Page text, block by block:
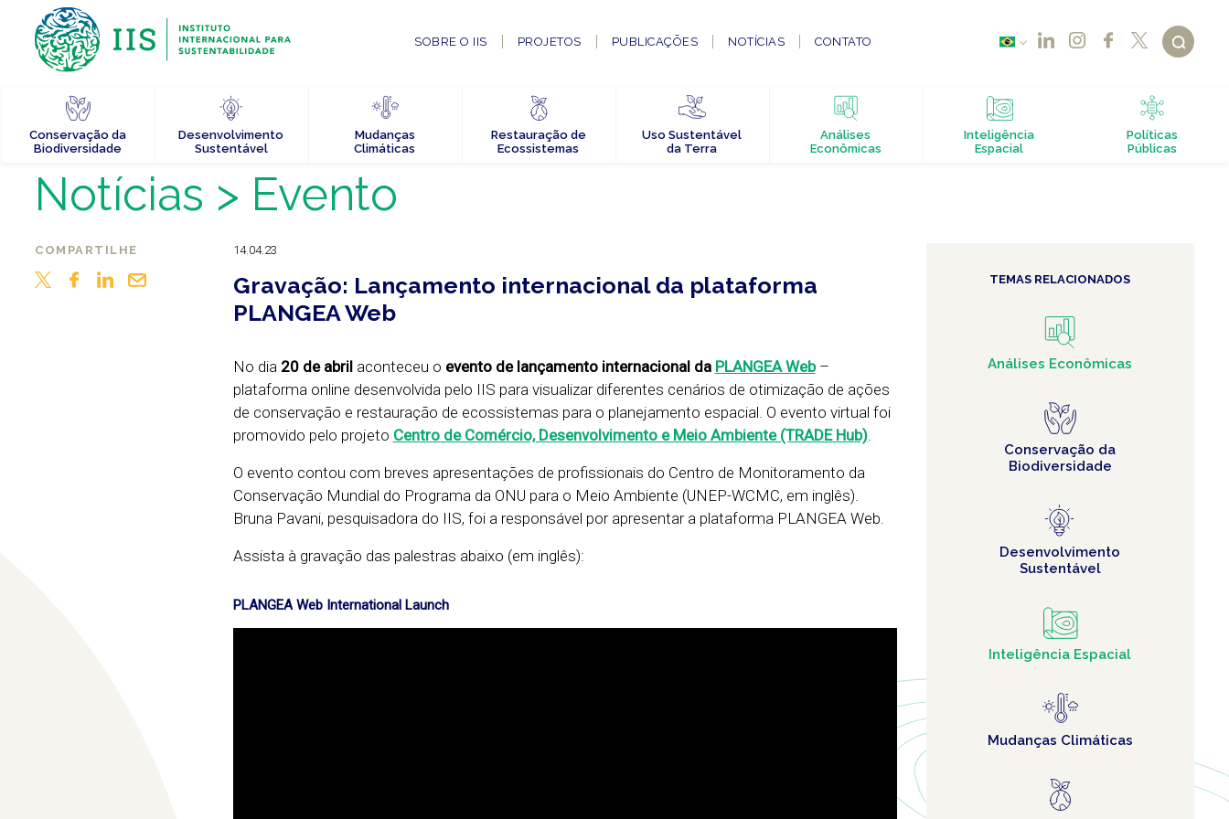
SOBRE O IIS PROJETOS PUBLICAÇÕES NOTÍCIAS CONTATO
Conservação da
Biodiversidade
Desenvolvimento
Sustentável
Mudanças
Climáticas
Restauração de
Ecossistemas
Uso Sustentável
da Terra
Análises
Econômicas
Inteligência
Espacial
Políticas
Públicas
Notícias > Evento
COMPARTILHE 14.04.23
Gravação: Lançamento internacional da plataforma
PLANGEA Web
No dia 20 de abril aconteceu o evento de lançamento internacional da PLANGEA Web–
plataforma online desenvolvida pelo IIS para visualizar diferentes cenários de otimização de ações
de conservação e restauração de ecossistemas para o planejamento espacial. O evento virtual foi
promovido pelo projeto Centro de Comércio, Desenvolvimento e Meio Ambiente (TRADE Hub).
O evento contou com breves apresentações de profissionais do Centro de Monitoramento da
Conservação Mundial do Programa da ONU para o Meio Ambiente (UNEP-WCMC, em inglês).
Bruna Pavani, pesquisadora do IIS, foi a responsável por apresentar a plataforma PLANGEA Web.
Assista à gravação das palestras abaixo (em inglês):
PLANGEA Web International Launch
TEMAS RELACIONADOS
Análises Econômicas
Conservação da
Biodiversidade
Desenvolvimento
Sustentável
Inteligência Espacial
Mudanças Climáticas